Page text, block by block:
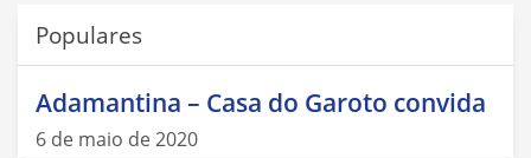
Populares
Adamantina – Casa do Garoto convida
6 de maio de 2020